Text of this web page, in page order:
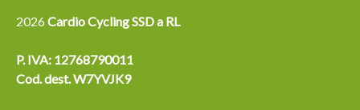
2026Cardio Cycling SSD a RL
P. IVA: 12768790011
Cod. dest. W7YVJK9